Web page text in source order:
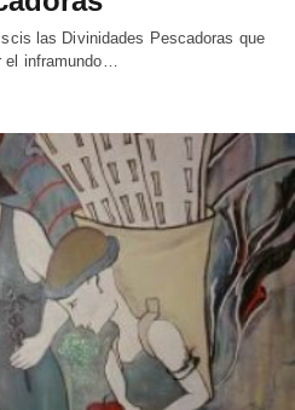
las Divinidades Pescadoras que
inframundo…